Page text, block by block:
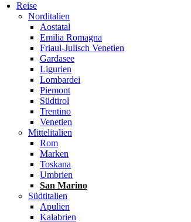
Reise
Norditalien
Aostatal
Emilia Romagna
Friaul-Julisch Venetien
Gardasee
Ligurien
Lombardei
Piemont
Südtirol
Trentino
Venetien
Mittelitalien
Rom
Marken
Toskana
Umbrien
San Marino
Südtitalien
Apulien
Kalabrien